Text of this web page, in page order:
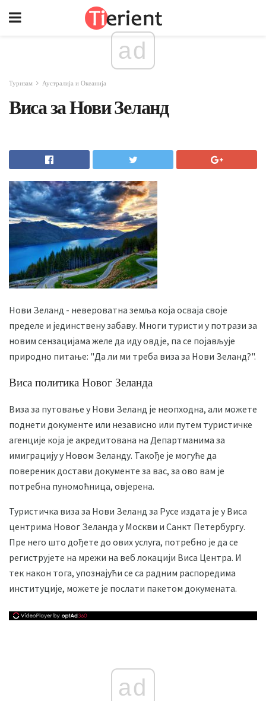
ad
Туризам Аустралија и Океанија
Виса за Нови Зеланд
Нови Зеланд - невероватна земља која осваја своје
пределе и јединствену забаву. Многи туристи у потрази за
новим сензацијама желе да иду овдје, па се појављује
природно питање: "Да ли ми треба виза за Нови Зеланд?".
Виса политика Новог Зеланда
Виза за путовање у Нови Зеланд је неопходна, али можете
поднети документе или независно или путем туристичке
агенције која је акредитована на Департманима за
имиграцију у Новом Зеланду. Такође је могуће да
повереник достави документе за вас, за ово вам је
потребна пуномоћница, овјерена.
Туристичка виза за Нови Зеланд за Русе издата је у Виса
центрима Новог Зеланда у Москви и Санкт Петербургу.
Пре него што дођете до ових услуга, потребно је да се
региструјете на мрежи на веб локацији Виса Центра. И
тек након тога, упознајући се са радним распоредима
институције, можете је послати пакетом докумената.
ad